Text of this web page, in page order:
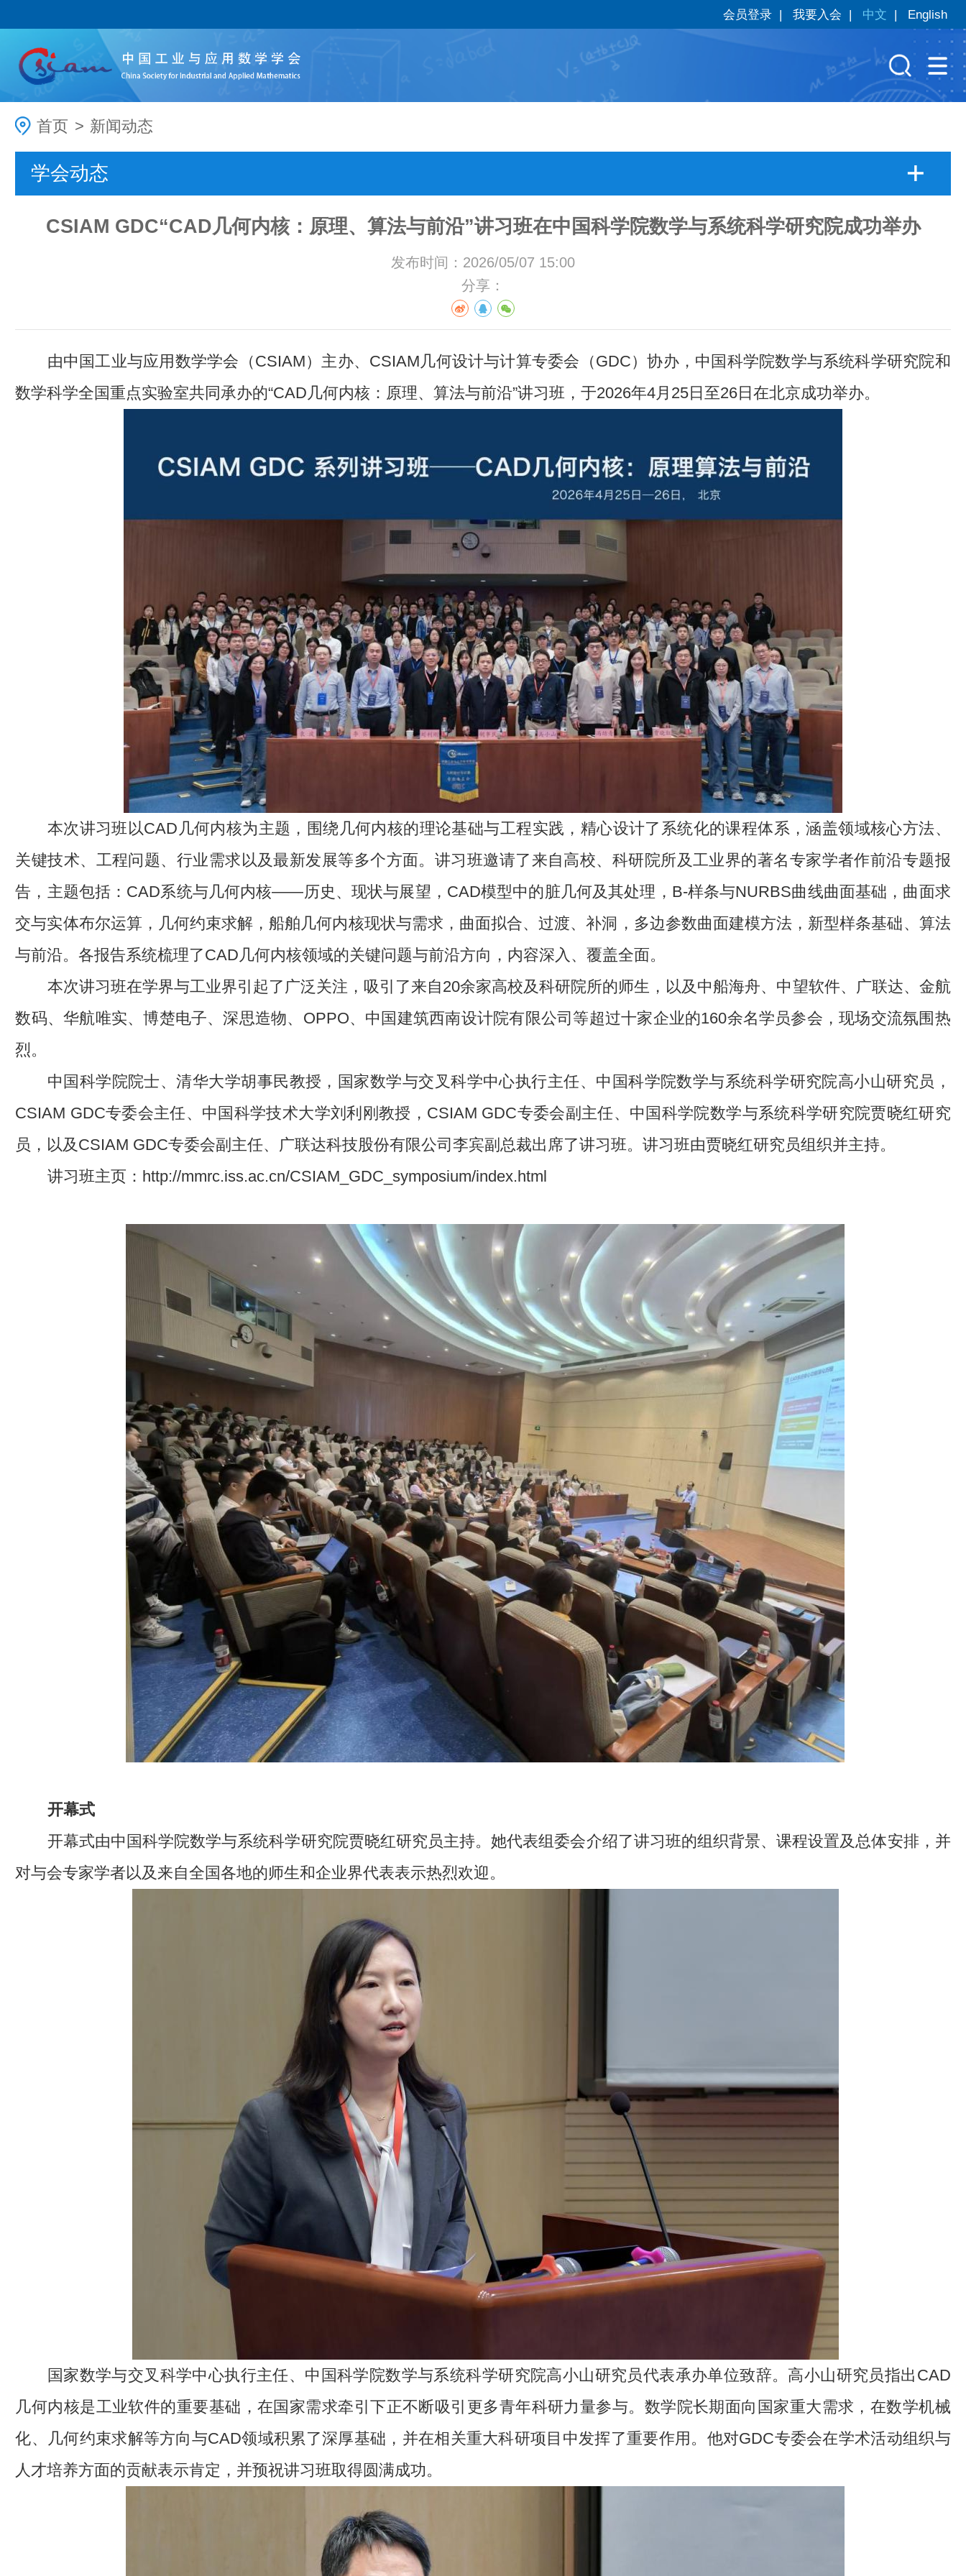
会员登录 |我要入会 | 中文 | English
首页 > 新闻动态
学会动态
CSIAM GDC“CAD几何内核：原理、算法与前沿”讲习班在中国科学院数学与系统科学研究院成功举办
发布时间：2026/05/07 15:00
分享：
由中国工业与应用数学学会（CSIAM）主办、 CSIAM 几何设计与计算专委会（GDC）协办，中国科学院数学与系统科学研究院和
数学科学全国重点实验室共同承办的“CAD 几何内核：原理、算法与前沿”讲习班，于2026年4月 25日至26日在北京成功举办。
本次讲习班以CAD几何内核为主题，围绕几何内核的理论基础与工程实践，精心设计了系统化的课程体系，涵盖领域核心方法、
关键技术、工程问题、行业需求以及最新发展等多个方面。讲习班邀请了来自高校、科研院所及工业界的著名专家学者作前沿专题报
告，主题包括：CAD系统与几何内核——历史、现状与展望，CAD模型中的脏几何及其处理，B-样条与NURBS曲线曲面基础，曲面求
交与实体布尔运算，几何约束求解，船舶几何内核现状与需求，曲面拟合、过渡、补洞，多边参数曲面建模方法，新型样条基础、算法
与前沿。各报告系统梳理了CAD几何内核领域的关键问题与前沿方向，内容深入、覆盖全面。
本次讲习班在学界与工业界引起了广泛关注，吸引了来自20余家高校及科研院所的师生，以及中船海舟、中望软件、广联达、金航
数码、华航唯实、博楚电子、深思造物、OPPO、中国建筑西南设计院有限公司等超过十家企业的160余名学员参会，现场交流氛围热
烈。
中国科学院院士、清华大学胡事民教授，国家数学与交叉科学中心执行主任、中国科学院数学与系统科学研究院高小山研究员，
CSIAM GDC专委会主任、中国科学技术大学刘利刚教授，CSIAM GDC专委会副主任、中国科学院数学与系统科学研究院贾晓红研究
员，以及CSIAM GDC专委会副主任、广联达科技股份有限公司李宾副总裁出席了讲习班。讲习班由贾晓红研究员组织并主持。
讲习班主页： http://mmrc.iss.ac.cn/CSIAM_GDC_symposium/index.html
开幕式
开幕式由中国科学院数学与系统科学研究院贾晓红研究员主持。她代表组委会介绍了讲习班的组织背景、课程设置及总体安排，并
对与会专家学者以及来自全国各地的师生和企业界代表表示热烈欢迎。
国家数学与交叉科学中心执行主任、中国科学院数学与系统科学研究院高小山研究员代表承办单位致辞。高小山研究员指出CAD
几何内核是工业软件的重要基础，在国家需求牵引下正不断吸引更多青年科研力量参与。数学院长期面向国家重大需求，在数学机械
化、几何约束求解等方向与CAD领域积累了深厚基础，并在相关重大科研项目中发挥了重要作用。他对GDC专委会在学术活动组织与
人才培养方面的贡献表示肯定，并预祝讲习班取得圆满成功。